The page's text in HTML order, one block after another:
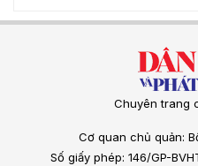
Chuyên trang
Cơ quan chủ quản:
Số giấy phép: 146/GP-